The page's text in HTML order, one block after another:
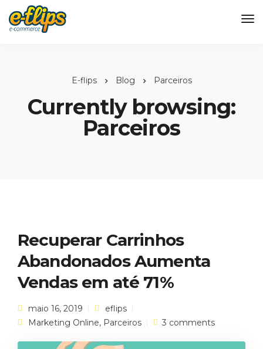
E-flips Blog Parceiros
Currently browsing:
Parceiros
Recuperar Carrinhos
Abandonados Aumenta
Vendas em até 71%
maio 16, 2019
eflips
Marketing Online, Parceiros 3 comments